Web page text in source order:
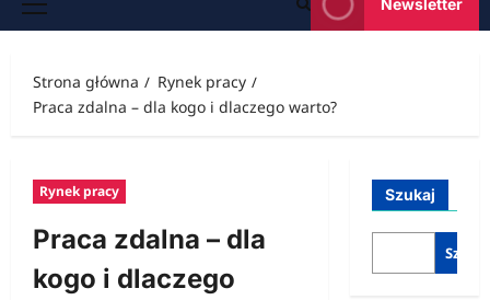
Menu
Newsletter
Strona główna
Rynek pracy
Praca zdalna – dla kogo i dlaczego warto?
Rynek pracy
Praca zdalna – dla
kogo i dlaczego
Szukaj
Szukaj